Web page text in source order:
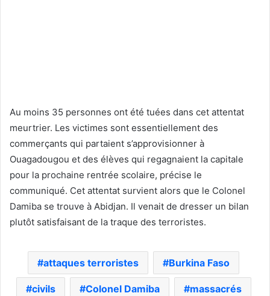
Au moins 35 personnes ont été tuées dans cet attentat
meurtrier. Les victimes sont essentiellement des
commerçants qui partaient s’approvisionner à
Ouagadougou et des élèves qui regagnaient la capitale
pour la prochaine rentrée scolaire, précise le
communiqué. Cet attentat survient alors que le Colonel
Damiba se trouve à Abidjan. Il venait de dresser un bilan
plutôt satisfaisant de la traque des terroristes.
attaques terroristes Burkina Faso
civils Colonel Damiba massacrés